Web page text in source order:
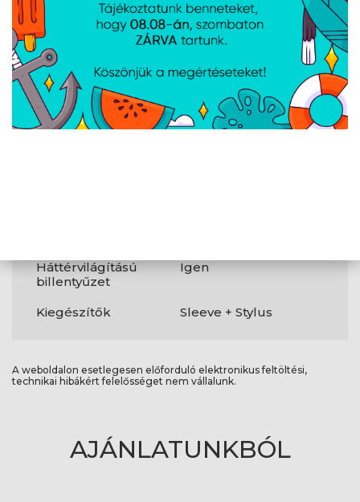
WLAN
802.11be
Bluetooth
Webkamera
Igen
Háttérvilágítású
billentyűzet
Igen
Kiegészítők Sleeve + Stylus
A weboldalon esetlegesen előforduló elektronikus feltöltési,
technikai hibákért felelősséget nem vállalunk.
AJÁNLATUNKBÓL